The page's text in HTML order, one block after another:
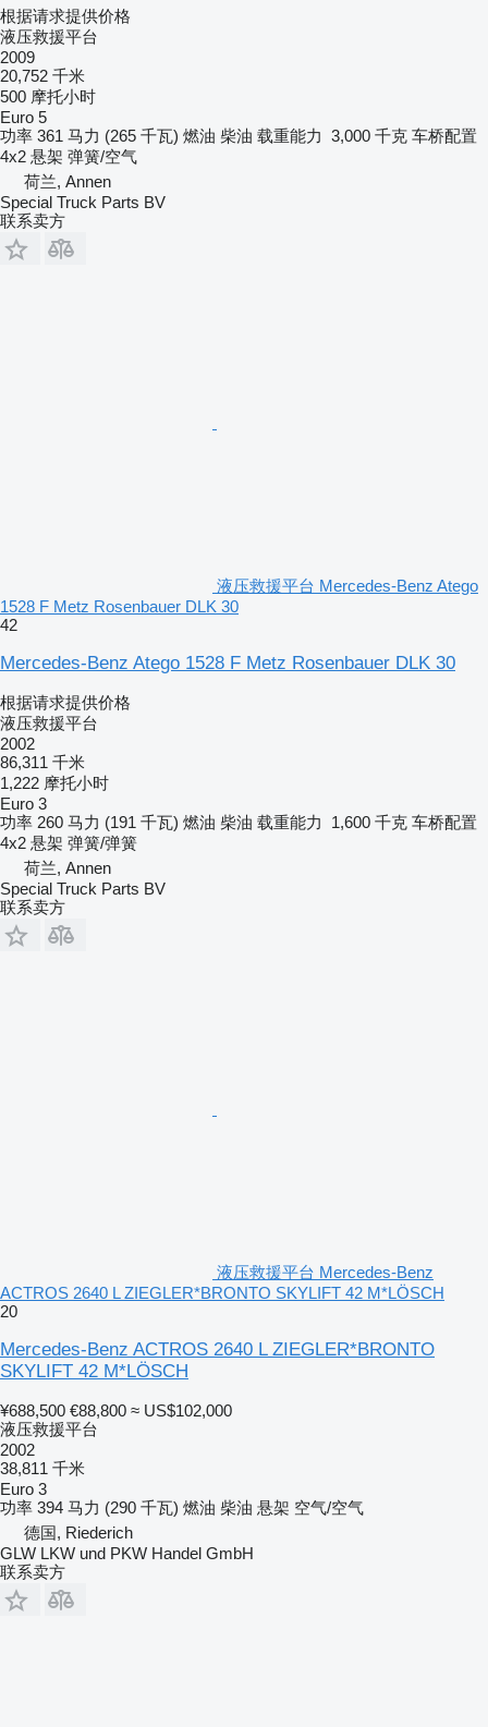
根据请求提供价格
液压救援平台
2009
20,752 千米
500 摩托小时
Euro 5
功率 361 马力 (265 千瓦) 燃油 柴油 载重能力 3,000 千克 车桥配置
4x2 悬架 弹簧/空气
荷兰, Annen
Special Truck Parts BV
联系卖方
液压救援平台 Mercedes-Benz Atego
1528 F Metz Rosenbauer DLK 30
42
Mercedes-Benz Atego 1528 F Metz Rosenbauer DLK 30
根据请求提供价格
液压救援平台
2002
86,311 千米
1,222 摩托小时
Euro 3
功率 260 马力 (191 千瓦) 燃油 柴油 载重能力 1,600 千克 车桥配置
4x2 悬架 弹簧/弹簧
荷兰, Annen
Special Truck Parts BV
联系卖方
液压救援平台 Mercedes-Benz
ACTROS 2640 L ZIEGLER*BRONTO SKYLIFT 42 M*LÖSCH
20
Mercedes-Benz ACTROS 2640 L ZIEGLER*BRONTO
SKYLIFT 42 M*LÖSCH
¥688,500 €88,800 ≈ US$102,000
液压救援平台
2002
38,811 千米
Euro 3
功率 394 马力 (290 千瓦) 燃油 柴油 悬架 空气/空气
德国, Riederich
GLW LKW und PKW Handel GmbH
联系卖方